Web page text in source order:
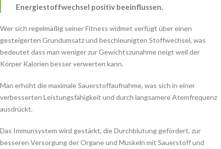
Energiestoffwechsel positiv beeinflussen.
Wer sich regelmäßig seiner Fitness widmet verfügt über einen
gesteigerten Grundumsatz und beschleunigten Stoffwechsel, was
bedeutet dass man weniger zur Gewichtszunahme neigt weil der
Körper Kalorien besser verwerten kann.
Man erhöht die maximale Sauerstoffaufnahme, was sich in einer
verbesserten Leistungsfähigkeit und durch langsamere Atemfrequenz
ausdrückt.
Das Immunsystem wird gestärkt, die Durchblutung gefördert, zur
besseren Versorgung der Organe und Muskeln mit Sauerstoff und